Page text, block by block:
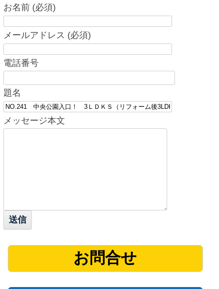
お名前 (必須)
メールアドレス (必須)
電話番号
題名
メッセージ本文
お問合せ